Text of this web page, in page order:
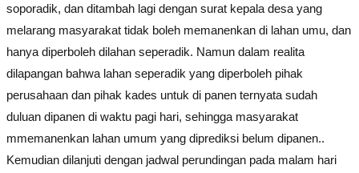
soporadik, dan ditambah lagi dengan surat kepala desa yang
melarang masyarakat tidak boleh memanenkan di lahan umu, dan
hanya diperboleh dilahan seperadik. Namun dalam realita
dilapangan bahwa lahan seperadik yang diperboleh pihak
perusahaan dan pihak kades untuk di panen ternyata sudah
duluan dipanen di waktu pagi hari, sehingga masyarakat
mmemanenkan lahan umum yang diprediksi belum dipanen..
Kemudian dilanjuti dengan jadwal perundingan pada malam hari